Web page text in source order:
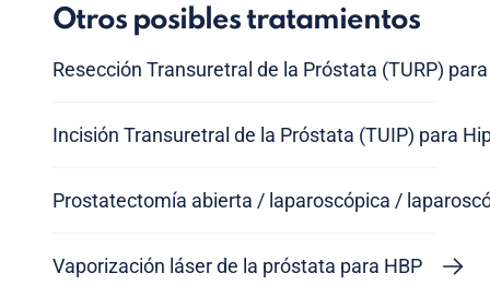
Otros posibles tratamientos
Resección Transuretral de la Próstata (TURP)
Incisión Transuretral de la Próstata (TUIP) para
Prostatectomía abierta / laparoscópica /
Vaporización láser de la próstata para HBP